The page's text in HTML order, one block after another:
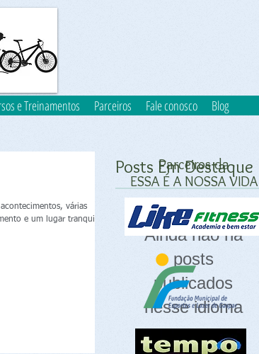
e Treinamentos Parceiros Fale conosco Blog
várias
e um lugar tranquilo
Posts Em Destaque
Ainda não há
posts
publicados
nesse idioma
posts forem
Parceiros da
ESSA É A NOSSA VIDA